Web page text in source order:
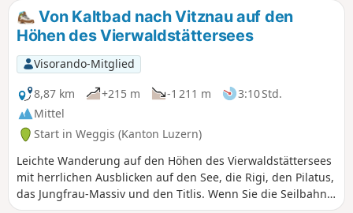
Von Kaltbad nach Vitznau auf den
Höhen des Vierwaldstättersees
Visorando-Mitglied
8,87 km
+215 m -1 211 m
3:10 Std.
Mittel
Start in Weggis (Kanton Luzern)
Leichte Wanderung auf den Höhen des Vierwaldstättersees
mit herrlichen Ausblicken auf den See, die Rigi, den Pilatus,
das Jungfrau-Massiv und den Titlis. Wenn Sie die Seilbahn